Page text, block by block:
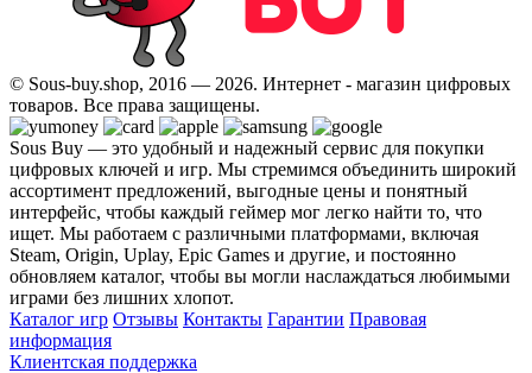
© Sous-buy.shop, 2016 — 2026. Интернет - магазин цифровых
товаров. Все права защищены.
Sous Buy — это удобный и надежный сервис для покупки
цифровых ключей и игр. Мы стремимся объединить широкий
ассортимент предложений, выгодные цены и понятный
интерфейс, чтобы каждый геймер мог легко найти то, что
ищет. Мы работаем с различными платформами, включая
Steam, Origin, Uplay, Epic Games и другие, и постоянно
обновляем каталог, чтобы вы могли наслаждаться любимыми
играми без лишних хлопот.
Каталог игр Отзывы Контакты Гарантии Правовая
информация
Клиентская поддержка